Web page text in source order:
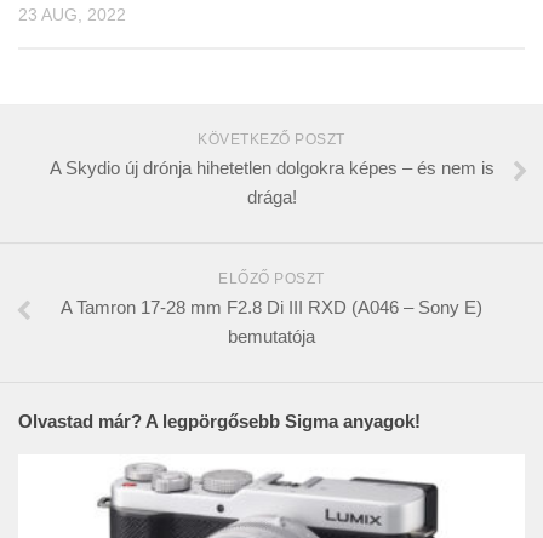
23 AUG, 2022
KÖVETKEZŐ POSZT
A Skydio új drónja hihetetlen dolgokra képes – és nem is
drága!
ELŐZŐ POSZT
A Tamron 17-28 mm F2.8 Di III RXD (A046 – Sony E)
bemutatója
Olvastad már? A legpörgősebb Sigma anyagok!